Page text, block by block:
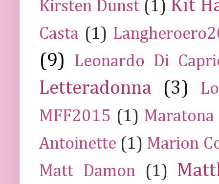
Kirsten Dunst (1) Kit
Casta (1)
(9) Leonardo Di
Letteradonna (3)
MFF2015 (1) Maratona
Antoinette (1) Marion
Matt Damon
(1)